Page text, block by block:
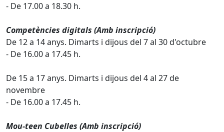
- De 17.00 a 18.30 h.
Competències digitals (Amb inscripció)
De 12 a 14 anys. Dimarts i dijous del 7 al 30 d'octubre
- De 16.00 a 17.45 h.
De 15 a 17 anys. Dimarts i dijous del 4 al 27 de
novembre
- De 16.00 a 17.45 h.
Mou-teen Cubelles (Amb inscripció)